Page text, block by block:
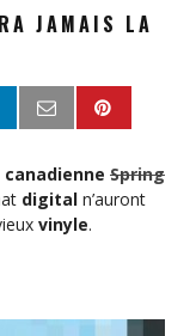
JAMAIS LA
Spring
digital n’auront
vinyle.